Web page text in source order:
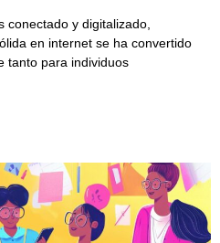
conectado y digitalizado,
en internet se ha convertido
tanto para individuos